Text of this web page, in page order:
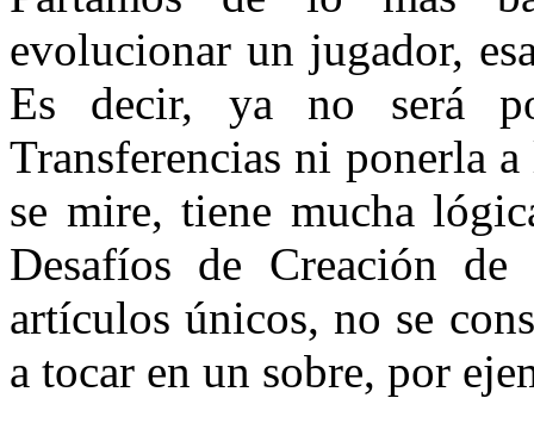
evolucionar un jugador,
Es decir, ya no será
Transferencias ni ponerla
se mire, tiene mucha
Desafíos de Creación
artículos únicos, no se
a tocar en un sobre, por